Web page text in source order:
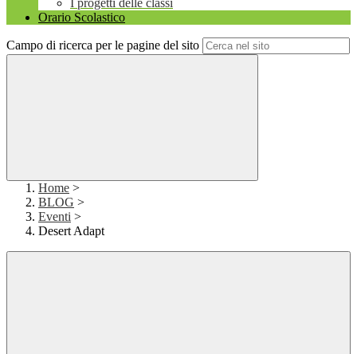
I progetti delle classi
Orario Scolastico
Campo di ricerca per le pagine del sito
Home >
BLOG >
Eventi >
Desert Adapt